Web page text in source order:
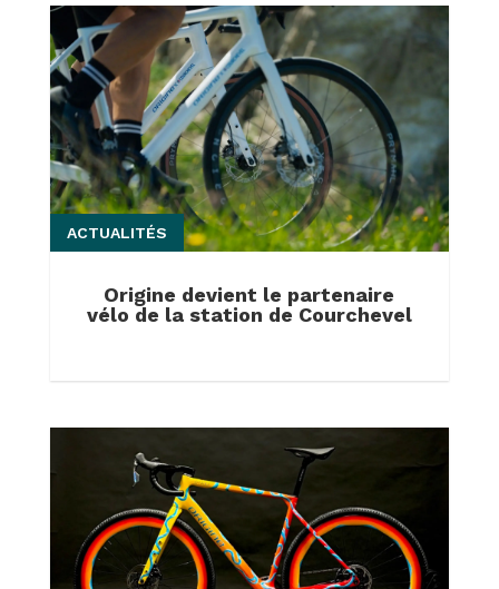
Origine devient le partenaire
vélo de la station de Courchevel
ACTUALITÉS